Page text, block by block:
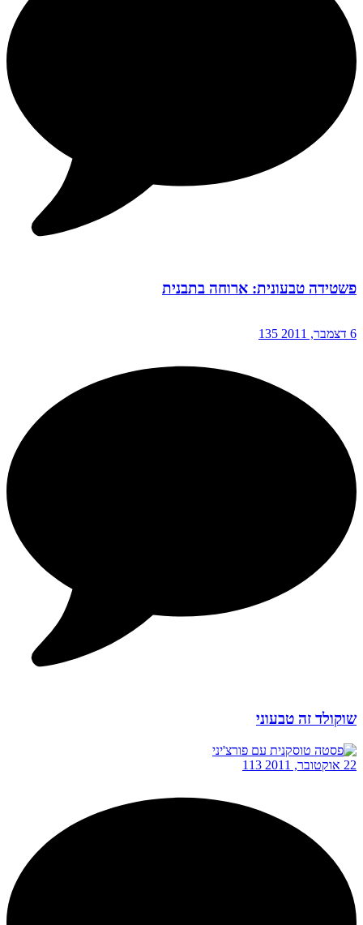
פשטידה טבעונית: ארוחה בתבנית
6 דצמבר, 2011 135
שוקולד זה טבעוני
22 אוקטובר, 2011 113